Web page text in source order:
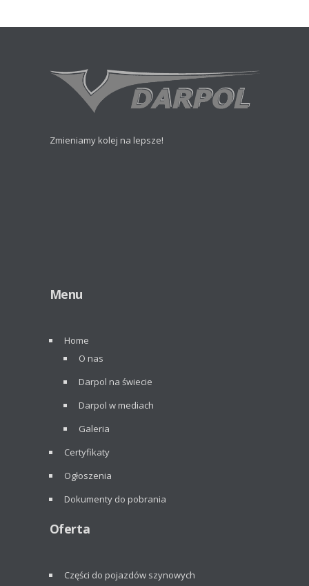
Zmieniamy kolej na lepsze!
Menu
Home
O nas
Darpol na świecie
Darpol w mediach
Galeria
Certyfikaty
Ogłoszenia
Dokumenty do pobrania
Oferta
Części do pojazdów szynowych